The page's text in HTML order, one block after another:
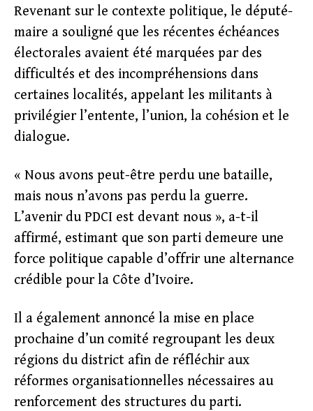
Revenant sur le contexte politique, le député-
maire a souligné que les récentes échéances
électorales avaient été marquées par des
difficultés et des incompréhensions dans
certaines localités, appelant les militants à
privilégier l’entente, l’union, la cohésion et le
dialogue.
« Nous avons peut-être perdu une bataille,
mais nous n’avons pas perdu la guerre.
L’avenir du PDCI est devant nous », a-t-il
affirmé, estimant que son parti demeure une
force politique capable d’offrir une alternance
crédible pour la Côte d’Ivoire.
Il a également annoncé la mise en place
prochaine d’un comité regroupant les deux
régions du district afin de réfléchir aux
réformes organisationnelles nécessaires au
renforcement des structures du parti.